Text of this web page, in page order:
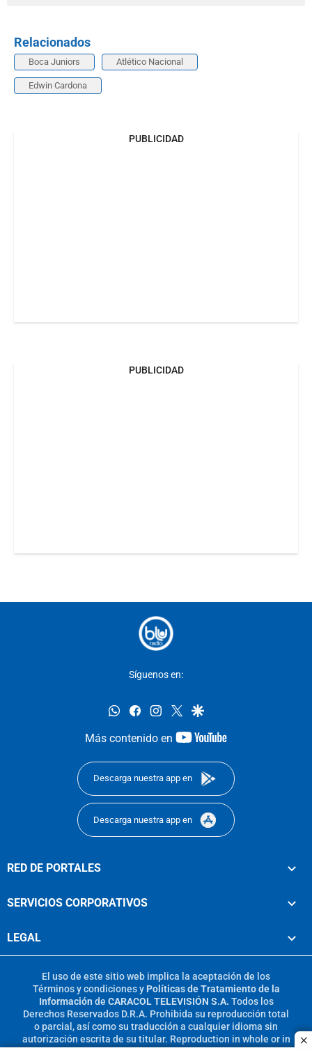
Relacionados
Boca Juniors Atlético Nacional
Edwin Cardona
PUBLICIDAD
PUBLICIDAD
Síguenos en:
whatsappfacebookinstagram
twittergoogle
Más contenido en
youtube-
Descarga nuestra app en
Descarga nuestra app en
RED DE PORTALES
SERVICIOS CORPORATIVOS
LEGAL
El uso de este sitio web implica la aceptación de los
Términos y condicionesy Políticas de Tratamiento de la
Información de CARACOL TELEVISIÓN S.A. Todos los
Derechos Reservados D.R.A. Prohibida su reproducción total
o parcial, así como su traducción a cualquier idioma sin
autorización escrita de su titular. Reproduction in whole or in